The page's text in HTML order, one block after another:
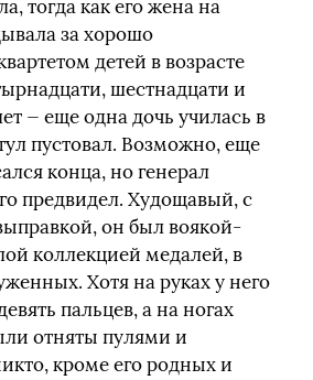
тогда как его жена на
за хорошо
детей в возрасте
шестнадцати и
— еще одна дочь училась в
пустовал. Возможно, еще
конца, но генерал
предвидел. Худощавый, с
он был воякой-
коллекцией медалей, в
Хотя на руках у него
пальцев, а на ногах
отняты пулями и
кроме его родных и